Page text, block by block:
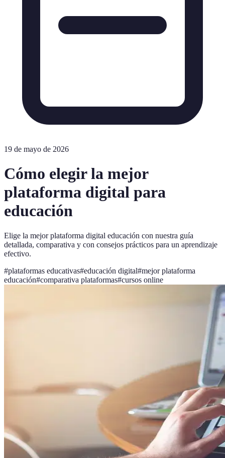
19 de mayo de 2026
Cómo elegir la mejor
plataforma digital para
educación
Elige la mejor plataforma digital educación con nuestra guía
detallada, comparativa y con consejos prácticos para un aprendizaje
efectivo.
#plataformas educativas#educación digital#mejor plataforma
educación#comparativa plataformas#cursos online